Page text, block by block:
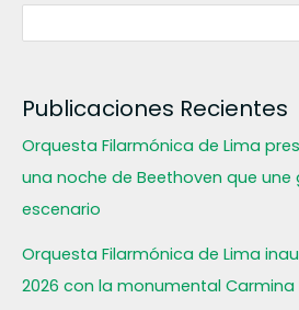
Publicaciones Recientes
Orquesta Filarmónica de Lima
una noche de Beethoven que une
escenario
Orquesta Filarmónica de Lima
2026 con la monumental Carmina